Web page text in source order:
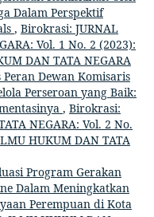
Dalam Perspektif
, Birokrasi: JURNAL
Vol. 1 No. 2 (2023):
DAN TATA NEGARA
Peran Dewan Komisaris
Perseroan yang Baik:
, Birokrasi:
NEGARA: Vol. 2 No.
HUKUM DAN TATA
Program Gerakan
Dalam Meningkatkan
Perempuan di Kota